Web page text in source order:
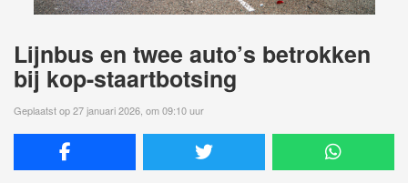
Lijnbus en twee auto’s betrokken
bij kop-staartbotsing
Geplaatst op 27 januari 2026, om 09:10 uur